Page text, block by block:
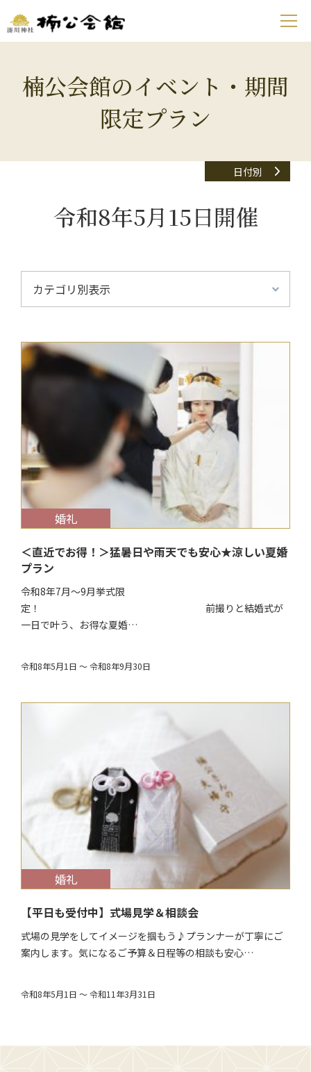
楠公会館のイベント・期間
限定プラン
日付別
令和8年5月15日開催
$target_date
婚礼
＜直近でお得！＞猛暑日や雨天でも安心★涼しい夏婚
プラン
令和8年7月～9月挙式限
定！ 前撮りと結婚式が
一日で叶う、お得な夏婚…
令和8年5月1日 ～ 令和8年9月30日
$target_date
婚礼
【平日も受付中】式場見学＆相談会
式場の見学をしてイメージを掴もう♪プランナーが丁寧にご
案内します。気になるご予算＆日程等の相談も安心…
令和8年5月1日 ～ 令和11年3月31日